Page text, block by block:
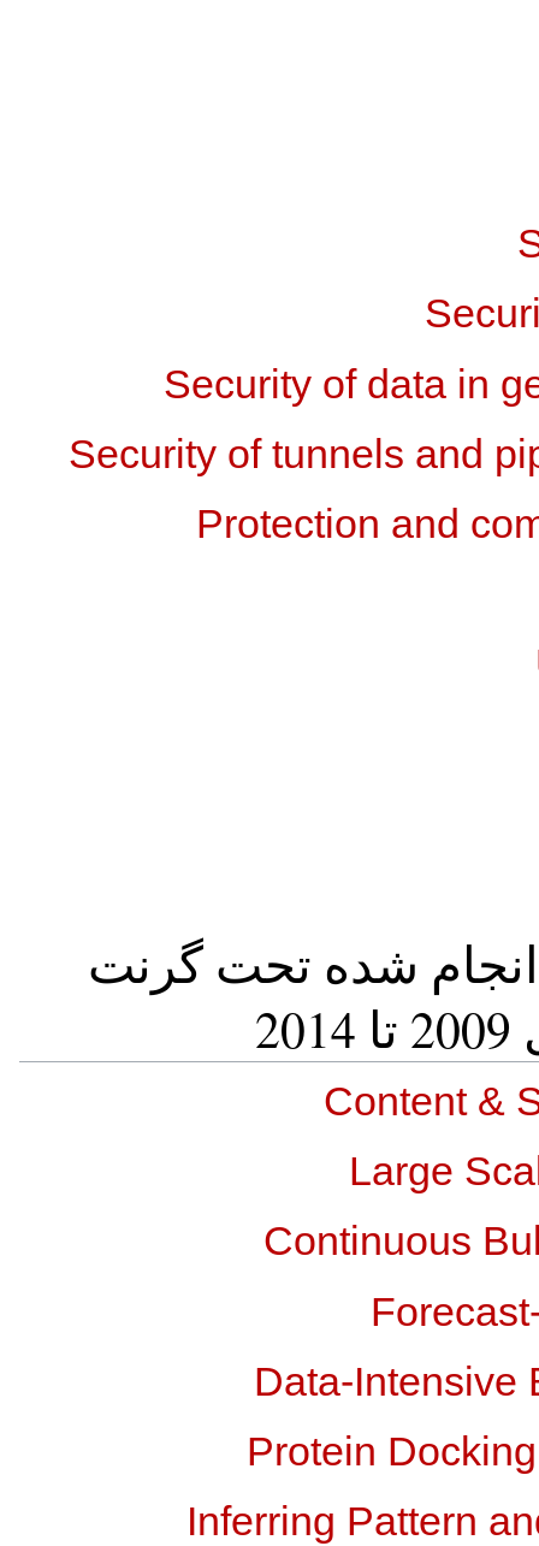
Security of data in
Security of tunnels and
Protection and
شده تحت گرنت
Content &
Large
Continuous
Data-Intensive
Protein
Inferring Pattern